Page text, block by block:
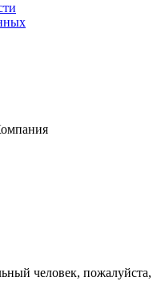
человек, пожалуйста,